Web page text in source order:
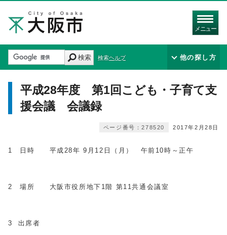
メニュー
検索 検索ヘルプ 他の探し方
平成28年度 第1回こども・子育て支
援会議 会議録
2017年2月28日
ページ番号：278520
1 日時 平成28年 9月12日（月） 午前10時～正午
2 場所 大阪市役所地下1階 第11共通会議室
3 出席者